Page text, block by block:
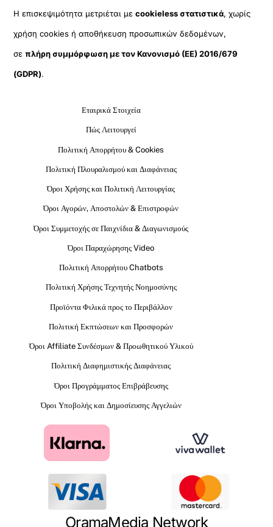
Η επισκεψιμότητα μετριέται μεcookieless στατιστικά, χωρίς
χρήση cookies ή αποθήκευση προσωπικών δεδομένων,
σεπλήρη συμμόρφωση με τον Κανονισμό (ΕΕ) 2016/679
(GDPR).
Εταιρικά Στοιχεία
Πώς Λειτουργεί
Πολιτική Απορρήτου & Cookies
Πολιτική Πλουραλισμού και Διαφάνειας
Όροι Χρήσης και Πολιτική Λειτουργίας
Όροι Αγορών, Αποστολών & Επιστροφών
Όροι Συμμετοχής σε Παιχνίδια & Διαγωνισμούς
Όροι Παραχώρησης Video
Πολιτική Απορρήτου Chatbots
Πολιτική Χρήσης Τεχνητής Νοημοσύνης
Προϊόντα Φιλικά προς το Περιβάλλον
Πολιτική Εκπτώσεων και Προσφορών
Όροι Affiliate Συνδέσμων & Προωθητικού Υλικού
Πολιτική Διαφημιστικής Διαφάνειας
Όροι Προγράμματος Επιβράβευσης
Όροι Υποβολής και Δημοσίευσης Αγγελιών
OramaMedia Network